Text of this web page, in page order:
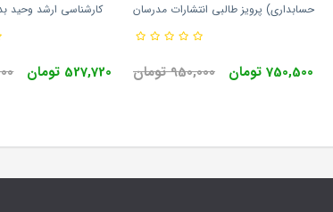
حسابداری) پرویز طالبی انتشارات مدرسان
750,500 تومان 950,000 تومان
کارشناسی ارشد وحید
انتشارات مدرسان
527,720 تومان